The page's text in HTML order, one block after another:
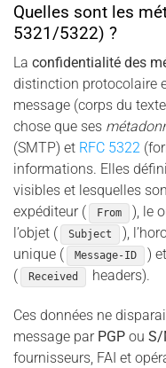
Quelles sont les
5321/5322) ?
La confidentialité des
distinction protocolaire
message (corps du
chose que ses
(SMTP) et RFC 5322
informations. Elles
visibles et lesquelles
expéditeur (
From ), le
l’objet (
Subject ),
unique (
Message-ID
)
(
Received headers).
Ces données ne
message par PGP ou S/
fournisseurs, FAI et